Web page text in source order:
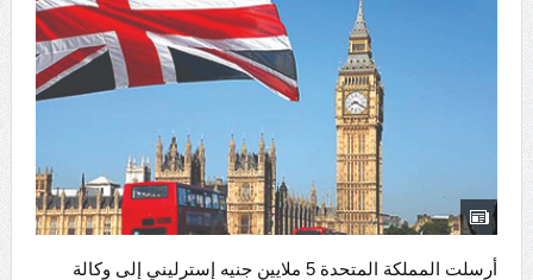
أرسلت المملكة المتحدة 5 ملايين جنيه إسترليني إلى وكالة